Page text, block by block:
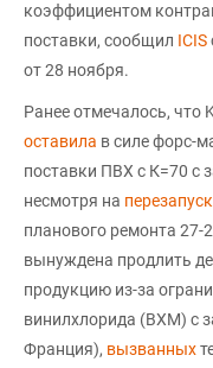
коэффициентом
поставки, сообщил ICIS
от 28 ноября.
Ранее отмечалось, что
оставила в силе форс-
поставки ПВХ с К=70 с
несмотря на перезапуск
планового ремонта
вынуждена продлить
продукцию из-за
винилхлорида (ВХМ) с
Франция), вызванных